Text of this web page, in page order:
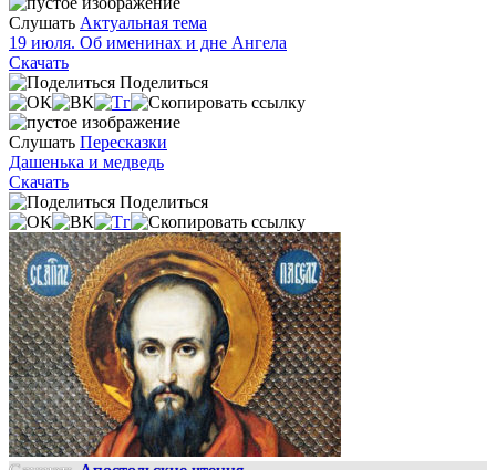
Слушать Актуальная тема
19 июля. Об именинах и дне Ангела
Скачать
Поделиться
Слушать Пересказки
Дашенька и медведь
Скачать
Поделиться